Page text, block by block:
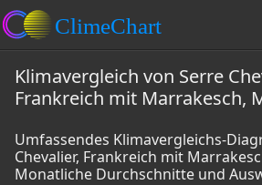
Klimavergleich von Serre
Frankreich mit Marrakesch,
Umfassendes Klimavergleichs-
Chevalier, Frankreich mit
Monatliche Durchschnitte und